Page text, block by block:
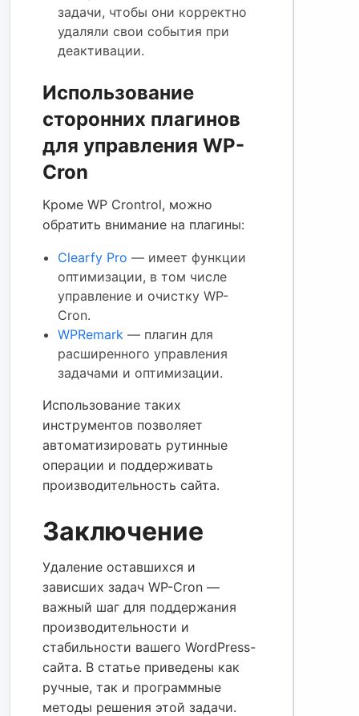
задачи, чтобы они корректно
удаляли свои события при
деактивации.
Использование
сторонних плагинов
для управления WP-
Cron
Кроме WP Crontrol, можно
обратить внимание на плагины:
Clearfy Pro — имеет функции
оптимизации, в том числе
управление и очистку WP-
Cron.
WPRemark — плагин для
расширенного управления
задачами и оптимизации.
Использование таких
инструментов позволяет
автоматизировать рутинные
операции и поддерживать
производительность сайта.
Заключение
Удаление оставшихся и
зависших задач WP-Cron —
важный шаг для поддержания
производительности и
стабильности вашего WordPress-
сайта. В статье приведены как
ручные, так и программные
методы решения этой задачи.